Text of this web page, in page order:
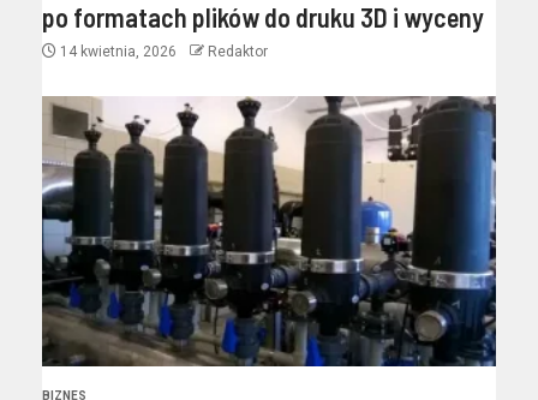
po formatach plików do druku 3D i wyceny
14 kwietnia, 2026 Redaktor
BIZNES